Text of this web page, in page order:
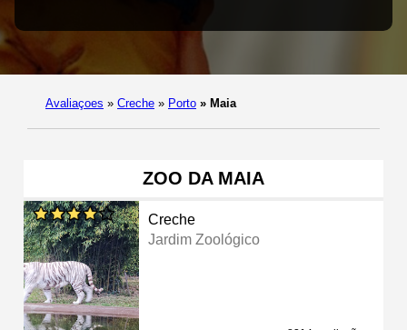
Avaliaçoes » Creche » Porto » Maia
ZOO DA MAIA
Creche
Jardim Zoológico